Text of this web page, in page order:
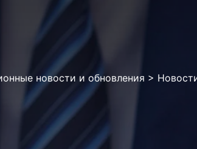
новости и обновления >